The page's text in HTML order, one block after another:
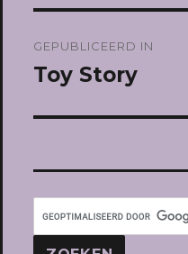
navigatie
GEPUBLICEERD IN
Toy Story